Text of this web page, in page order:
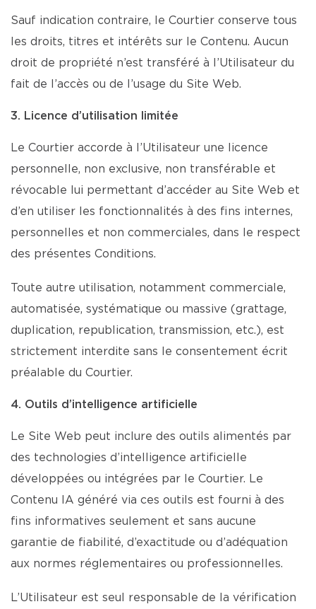
Sauf indication contraire, le Courtier conserve tous
les droits, titres et intérêts sur le Contenu. Aucun
droit de propriété n’est transféré à l’Utilisateur du
fait de l’accès ou de l’usage du Site Web.
3. Licence d’utilisation limitée
Le Courtier accorde à l’Utilisateur une licence
personnelle, non exclusive, non transférable et
révocable lui permettant d’accéder au Site Web et
d’en utiliser les fonctionnalités à des fins internes,
personnelles et non commerciales, dans le respect
des présentes Conditions.
Toute autre utilisation, notamment commerciale,
automatisée, systématique ou massive (grattage,
duplication, republication, transmission, etc.), est
strictement interdite sans le consentement écrit
préalable du Courtier.
4. Outils d’intelligence artificielle
Le Site Web peut inclure des outils alimentés par
des technologies d’intelligence artificielle
développées ou intégrées par le Courtier. Le
Contenu IA généré via ces outils est fourni à des
fins informatives seulement et sans aucune
garantie de fiabilité, d’exactitude ou d’adéquation
aux normes réglementaires ou professionnelles.
L’Utilisateur est seul responsable de la vérification